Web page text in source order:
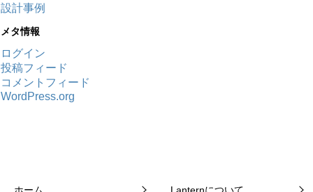
設計事例
メタ情報
ログイン
投稿フィード
コメントフィード
WordPress.org